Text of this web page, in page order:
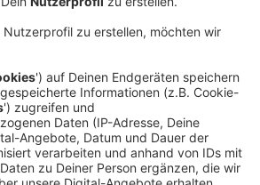
Ehrenamtlichen aus
Kategorie Humanitäre Hilfe/
ersten Platz belegt. Mit dem
die Leitlinie ihrer Arbeit
Durch Mitmachen sollen
anderem in die Lage versetzt
für andere zu übernehmen
aufzutreten. Die rund 40
- oft von Geflüchteten selbst